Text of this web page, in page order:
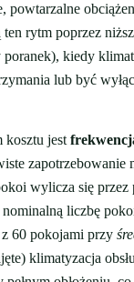
powtarzalne
rytm poprzez
kiedy
lub być
jest
zapotrzebowanie
wylicza się przez
liczbę
60 pokojami przy
klimatyzacja